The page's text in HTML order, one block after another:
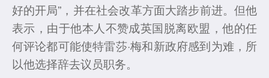
好的开局”，并在社会改革方面大踏步前进。但他
表示，由于他本人不赞成英国脱离欧盟，他的任
何评论都可能使特雷莎·梅和新政府感到为难，所
以他选择辞去议员职务。